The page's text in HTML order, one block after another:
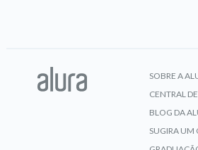
SOBRE A
CENTRAL
BLOG DA
SUGIRA UM